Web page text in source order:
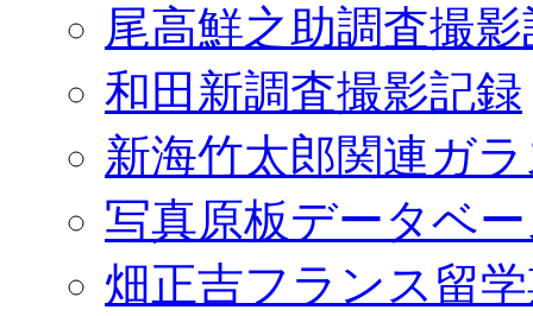
尾高鮮之助調査撮
和田新調査撮影記録
新海竹太郎関連ガ
写真原板データベ
畑正吉フランス留